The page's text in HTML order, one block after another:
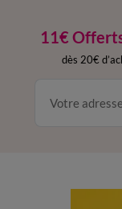
11€
dès 20€